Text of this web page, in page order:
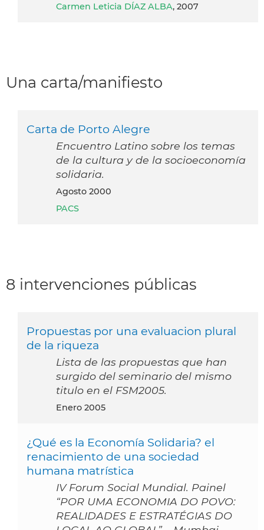
Carmen Leticia DÍAZ ALBA, 2007
Una carta/manifiesto
Carta de Porto Alegre
Encuentro Latino sobre los temas
de la cultura y de la socioeconomía
solidaria.
agosto 2000
PACS
8 intervenciones públicas
Propuestas por una evaluacion plural
de la riqueza
Lista de las propuestas que han
surgido del seminario del mismo
titulo en el FSM2005.
enero 2005
¿Qué es la Economía Solidaria? el
renacimiento de una sociedad
humana matrística
IV Forum Social Mundial. Painel
“POR UMA ECONOMIA DO POVO:
REALIDADES E ESTRATÉGIAS DO